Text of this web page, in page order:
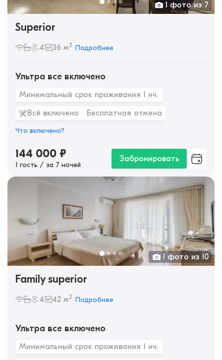
1 фото из 7
Superior
4 36 м2 Подробнее
Ультра все включено
Минимальный срок проживания 1 нч.
Всё включено Бесплатная отмена
Что включено?
144 000 ₽
1 гость / за 7 ночей
Забронировать
1 фото из 10
Family superior
4 42 м2 Подробнее
Ультра все включено
Минимальный срок проживания 1 нч.